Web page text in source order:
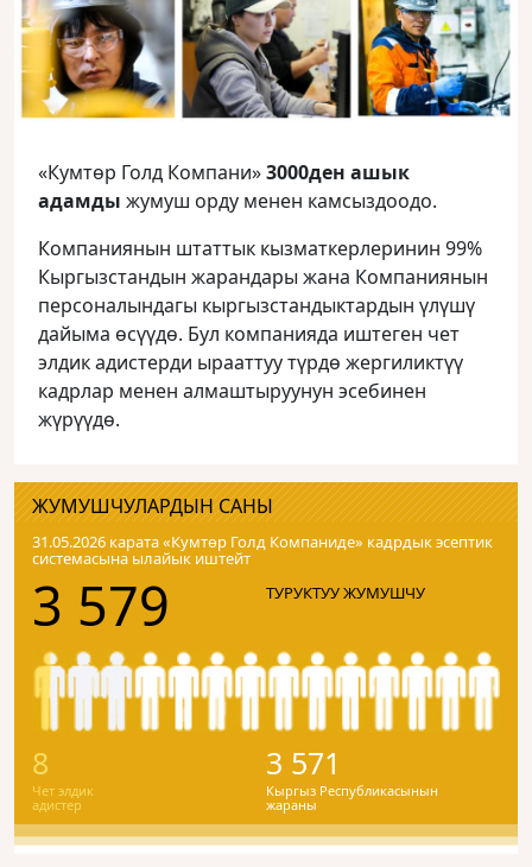
«Кумтөр Голд Компани»3000ден ашык
адамды жумуш орду менен камсыздоодо.
Компаниянын штаттык кызматкерлеринин 99%
Кыргызстандын жарандары жана Компаниянын
персоналындагы кыргызстандыктардын үлүшү
дайыма өсүүдө. Бул компанияда иштеген чет
элдик адистерди ырааттуу түрдө жергиликтүү
кадрлар менен алмаштыруунун эсебинен
жүрүүдө.
ЖУМУШЧУЛАРДЫН САНЫ
31.05.2026 карата «Кумтɵр Голд Компаниде» кадрдык эсептик
системасына ылайык иштейт
3 579 ТУРУКТУУ ЖУМУШЧУ
8
Чет элдик
адистер
3 571
Кыргыз Республикасынын
жараны